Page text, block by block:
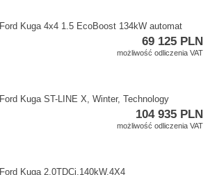
Ford Kuga 4x4 1.5 EcoBoost 134kW automat
69 125 PLN
możliwość odliczenia VAT
Ford Kuga ST​-LINE X,​ Winter,​ Technology
104 935 PLN
możliwość odliczenia VAT
Ford Kuga 2.0TDCi,​140kW,​4X4